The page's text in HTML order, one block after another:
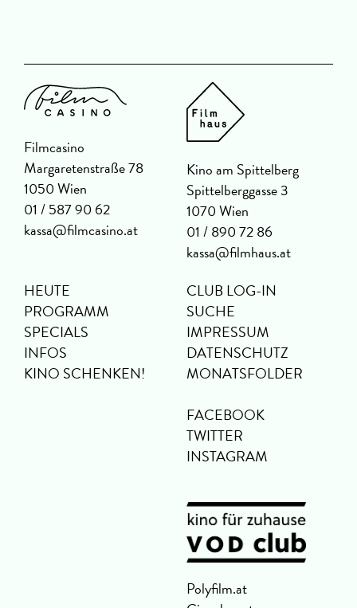
Filmcasino
Margaretenstraße 78
1050 Wien
01 / 587 90 62
kassa@filmcasino.at
Kino am Spittelberg
Spittelberggasse 3
1070 Wien
01 / 890 72 86
kassa@filmhaus.at
HEUTE
PROGRAMM
SPECIALS
INFOS
KINO SCHENKEN!
CLUB LOG-IN
SUCHE
IMPRESSUM
DATENSCHUTZ
MONATSFOLDER
FACEBOOK
TWITTER
INSTAGRAM
Polyfilm.at